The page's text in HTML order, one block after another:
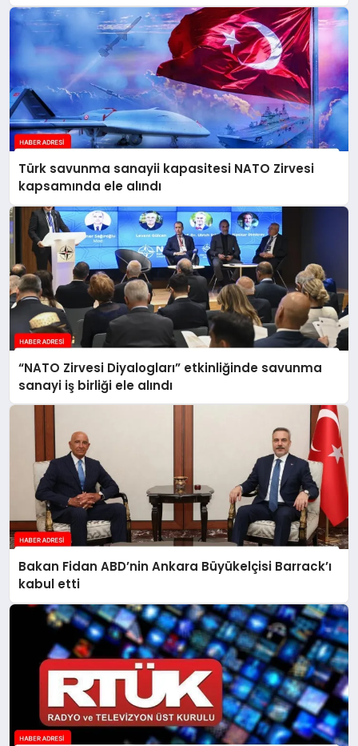
Türk savunma sanayii kapasitesi NATO Zirvesi
kapsamında ele alındı
“NATO Zirvesi Diyalogları” etkinliğinde savunma
sanayi iş birliği ele alındı
Bakan Fidan ABD’nin Ankara Büyükelçisi Barrack’ı
kabul etti